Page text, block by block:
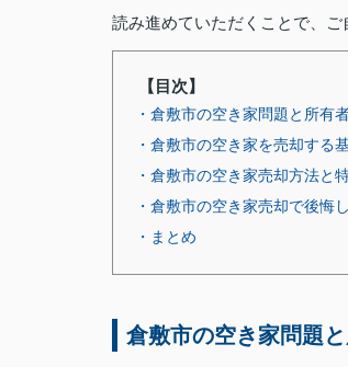
読み進めていただくことで、ご
【目次】
・倉敷市の空き家問題と所有
・倉敷市の空き家を売却する
・倉敷市の空き家売却方法と
・倉敷市の空き家売却で後悔
・まとめ
倉敷市の空き家問題